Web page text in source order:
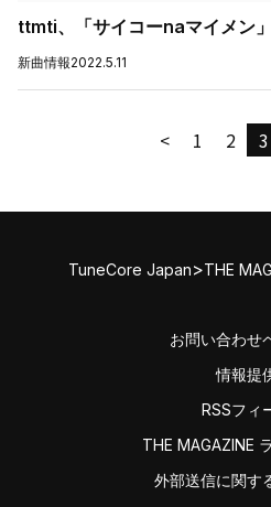
ttmti、「サイコーnaマイメン
新曲情報2022.5.11
< 1 2 3
TuneCore Japan>THE
お問い合わせ
情報提
RSSフィ
THE MAGAZINE
外部送信に関す